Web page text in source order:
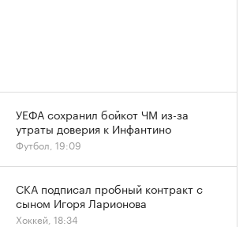
УЕФА сохранил бойкот ЧМ из-за
утраты доверия к Инфантино
Футбол, 19:09
СКА подписал пробный контракт с
сыном Игоря Ларионова
Хоккей, 18:34